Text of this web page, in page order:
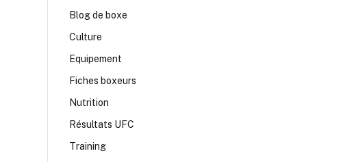
Blog de boxe
Culture
Equipement
Fiches boxeurs
Nutrition
Résultats UFC
Training